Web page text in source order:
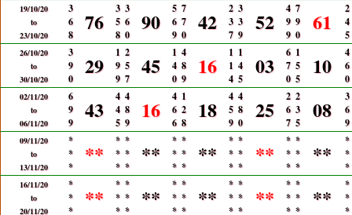
19/10/20
to
23/10/20
3
6
8
76
3
5
8
3
6
0
90
5
6
9
7
7
0
42
2
3
7
3
3
9
52
4
9
9
7
9
0
61
2
4
5
26/10/20
to
30/10/20
3
9
0
29
1
9
9
2
5
7
45
1
4
0
4
8
9
16
1
1
4
1
4
5
03
6
7
0
1
5
5
10
4
6
0
02/11/20
to
06/11/20
6
9
9
43
4
4
5
4
8
9
16
4
6
6
1
2
8
18
4
5
9
4
8
0
25
2
6
7
2
3
5
08
3
6
9
09/11/20
to
13/11/20
*
*
*
**
*
*
*
*
*
*
**
*
*
*
*
*
*
**
*
*
*
*
*
*
**
*
*
*
*
*
*
**
*
*
*
16/11/20
to
20/11/20
*
*
*
**
*
*
*
*
*
*
**
*
*
*
*
*
*
**
*
*
*
*
*
*
**
*
*
*
*
*
*
**
*
*
*